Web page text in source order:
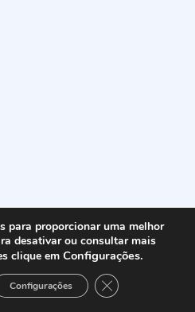
para proporcionar uma melhor
desativar ou consultar mais
clique em Configurações.
Configurações Close GDPR